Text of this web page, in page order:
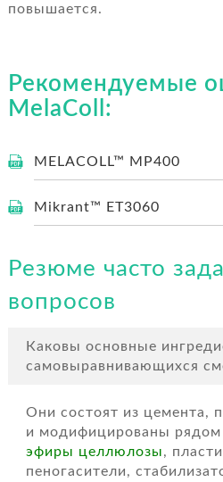
повышается.
Рекомендуемые
MelaColl:
MELACOLL™ MP400
Mikrant™ ET3060
Резюме часто
вопросов
Каковы основные
самовыравнивающихся
Они состоят из цемента,
и модифицированы рядом
эфиры целлюлозы,
пеногасители,